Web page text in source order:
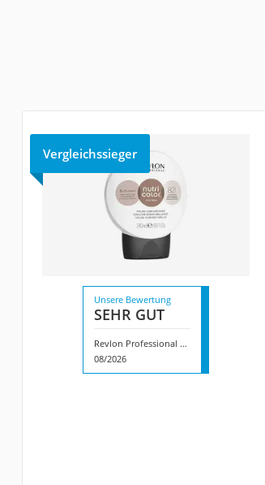
Vergleichssieger
Unsere Bewertung
SEHR GUT
Revlon Professional Nutri Color
08/2026